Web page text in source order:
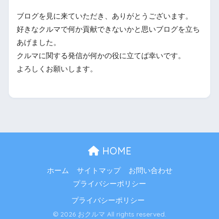
ブログを見に来ていただき、ありがとうございます。
好きなクルマで何か貢献できないかと思いブログを立ち
あげました。
クルマに関する発信が何かの役に立てば幸いです。
よろしくお願いします。
HOME
ホーム サイトマップ
お問い合わせ
プライバシーポリシー
プライバシーポリシー
© 2026 おクルマ All rights reserved.